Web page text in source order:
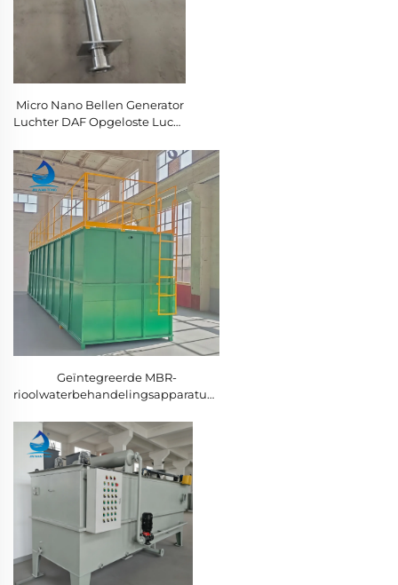
Micro Nano Bellen Generator
Luchter DAF Opgeloste Lucht
Afvalwaterbehandeling
Geïntegreerde MBR-
rioolwaterbehandelingsapparatuur
milieuvriendelijke verpakte
installatie